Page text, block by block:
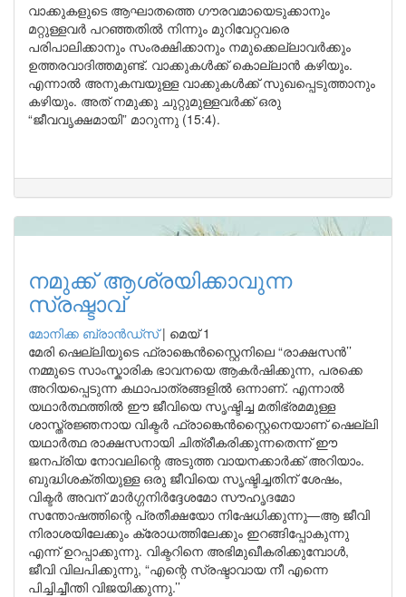
വാക്കുകളുടെ ആഘാതത്തെ ഗൗരവമായെടുക്കാനും
മറ്റുള്ളവർ പറഞ്ഞതിൽ നിന്നും മുറിവേറ്റവരെ
പരിപാലിക്കാനും സംരക്ഷിക്കാനും നമുക്കെല്ലാവർക്കും
ഉത്തരവാദിത്തമുണ്ട്. വാക്കുകൾക്ക് കൊല്ലാൻ കഴിയും.
എന്നാൽ അനുകമ്പയുള്ള വാക്കുകൾക്ക് സുഖപ്പെടുത്താനും
കഴിയും. അത് നമുക്കു ചുറ്റുമുള്ളവർക്ക് ഒരു
“ജീവവൃക്ഷമായി” മാറുന്നു (15:4).
നമുക്ക് ആശ്രയിക്കാവുന്ന
സ്രഷ്ടാവ്
മോനിക്ക ബ്രാന്‍ഡ്‌സ്| മെയ് 1
മേരി ഷെല്ലിയുടെ ഫ്രാങ്കെൻസ്റ്റൈനിലെ “രാക്ഷസൻ’’
നമ്മുടെ സാംസ്കാരിക ഭാവനയെ ആകർഷിക്കുന്ന, പരക്കെ
അറിയപ്പെടുന്ന കഥാപാത്രങ്ങളിൽ ഒന്നാണ്. എന്നാൽ
യഥാർത്ഥത്തിൽ ഈ ജീവിയെ സൃഷ്ടിച്ച മതിഭ്രമമുള്ള
ശാസ്ത്രജ്ഞനായ വിക്ടർ ഫ്രാങ്കെൻസ്റ്റൈനെയാണ് ഷെല്ലി
യഥാർത്ഥ രാക്ഷസനായി ചിത്രീകരിക്കുന്നതെന്ന് ഈ
ജനപ്രിയ നോവലിന്റെ അടുത്ത വായനക്കാർക്ക് അറിയാം.
ബുദ്ധിശക്തിയുള്ള ഒരു ജീവിയെ സൃഷ്ടിച്ചതിന് ശേഷം,
വിക്ടർ അവന് മാർഗ്ഗനിർദ്ദേശമോ സൗഹൃദമോ
സന്തോഷത്തിന്റെ പ്രതീക്ഷയോ നിഷേധിക്കുന്നു—ആ ജീവി
നിരാശയിലേക്കും ക്രോധത്തിലേക്കും ഇറങ്ങിപ്പോകുന്നു
എന്ന് ഉറപ്പാക്കുന്നു. വിക്ടറിനെ അഭിമുഖീകരിക്കുമ്പോൾ,
ജീവി വിലപിക്കുന്നു, “എന്റെ സ്രഷ്ടാവായ നീ എന്നെ
പിച്ചിച്ചീന്തി വിജയിക്കുന്നു.’’